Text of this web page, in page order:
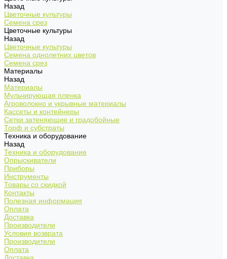
Назад
Цветочные культуры
Семена срез
Цветочные культуры
Назад
Цветочные культуры
Семена однолетних цветов
Семена срез
Материалы
Назад
Материалы
Мульчирующая пленка
Агроволокно и укрывные материалы
Кассеты и контейнеры
Сетки затеняющие и градобойные
Торф и субстраты
Техника и оборудование
Назад
Техника и оборудование
Опрыскиватели
Приборы
Инструменты
Товары со скидкой
Контакты
Полезная информация
Оплата
Доставка
Производители
Условия возврата
Производители
Оплата